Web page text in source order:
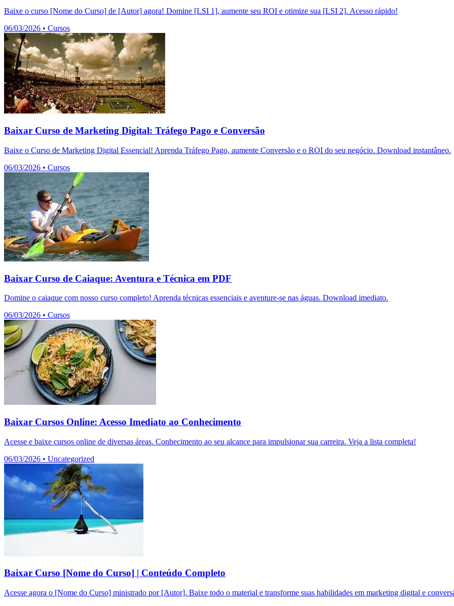
Baixe o curso [Nome do Curso] de [Autor] agora! Domine [LSI 1], aumente seu ROI e otimize sua [LSI 2]. Acesso rápido!
06/03/2026 • Cursos
Baixar Curso de Marketing Digital: Tráfego Pago e Conversão
Baixe o Curso de Marketing Digital Essencial! Aprenda Tráfego Pago, aumente Conversão e o ROI do seu negócio. Download instantâneo.
06/03/2026 • Cursos
Baixar Curso de Caiaque: Aventura e Técnica em PDF
Domine o caiaque com nosso curso completo! Aprenda técnicas essenciais e aventure-se nas águas. Download imediato.
06/03/2026 • Cursos
Baixar Cursos Online: Acesso Imediato ao Conhecimento
Acesse e baixe cursos online de diversas áreas. Conhecimento ao seu alcance para impulsionar sua carreira. Veja a lista completa!
06/03/2026 • Uncategorized
Baixar Curso [Nome do Curso] | Conteúdo Completo
Acesse agora o [Nome do Curso] ministrado por [Autor]. Baixe todo o material e transforme suas habilidades em marketing digital e